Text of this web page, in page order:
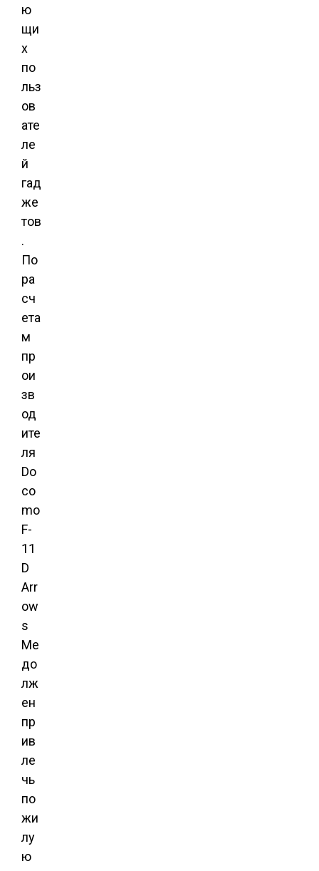
ю
щи
х
по
льз
ов
ате
ле
й
гад
же
тов
.
По
ра
сч
ета
м
пр
ои
зв
од
ите
ля
Do
co
mo
F-
11
D
Arr
ow
s
Me
до
лж
ен
пр
ив
ле
чь
по
жи
лу
ю